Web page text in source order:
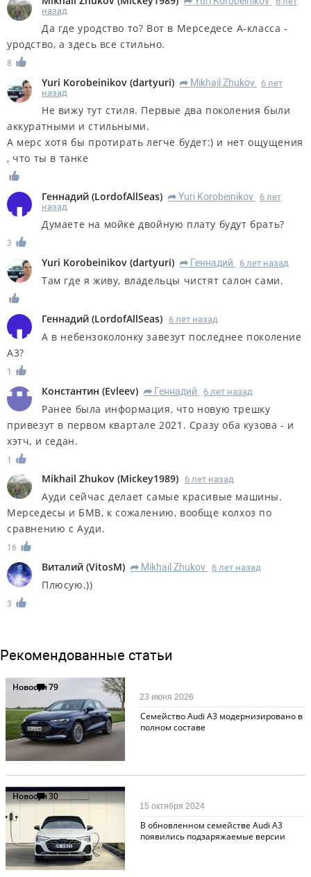
R
назад
Да где уродство то? Вот в Мерседесе А-класса -
уродство, а здесь все стильно.
8
Yuri Korobeinikov (dartyuri) R Mikhail Zhukov
6 лет
назад
Не вижу тут стиля. Первые два поколения были
аккуратными и стильными.
А мерс хотя бы протирать легче будет:) и нет ощущения
, что ты в танке
Геннадий (LordofAllSeas) R Yuri Korobeinikov
6 лет
назад
Думаете на мойке двойную плату будут брать?
3
Yuri Korobeinikov (dartyuri) R Геннадий 6 лет назад
Там где я живу, владельцы чистят салон сами.
Геннадий (LordofAllSeas) 6 лет назад
А в небензоколонку завезут последнее поколение
А3?
1
Константин (Evleev) R Геннадий 6 лет назад
Ранее была информация, что новую трешку
привезут в первом квартале 2021. Сразу оба кузова - и
хэтч, и седан.
1
Mikhail Zhukov (Mickey1989) 6 лет назад
Ауди сейчас делает самые красивые машины.
Мерседесы и БМВ, к сожалению, вообще колхоз по
сравнению с Ауди.
16
Виталий (VitosM) R Mikhail Zhukov 6 лет назад
Плюсую.))
3
Рекомендованные статьи
Новости79
Семейство Audi A3 модернизировано в
полном составе
23 июня 2026
Новости30
В обновленном семействе Audi A3
появились подзаряжаемые версии
15 октября 2024